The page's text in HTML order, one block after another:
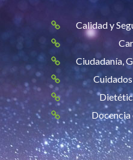
Calidad y
Ciudadanía,